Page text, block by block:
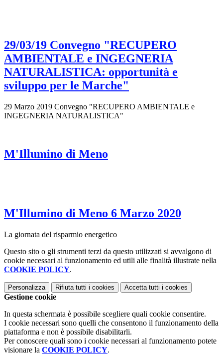
29/03/19 Convegno "RECUPERO
AMBIENTALE e INGEGNERIA
NATURALISTICA: opportunità e
sviluppo per le Marche"
29 Marzo 2019 Convegno "RECUPERO AMBIENTALE e
INGEGNERIA NATURALISTICA"
M'Illumino di Meno
M'Illumino di Meno 6 Marzo 2020
La giornata del risparmio energetico
Questo sito o gli strumenti terzi da questo utilizzati si avvalgono di
cookie necessari al funzionamento ed utili alle finalità illustrate nella
COOKIE POLICY.
Personalizza Rifiuta tutti i cookies Accetta tutti i cookies
Gestione cookie
In questa schermata è possibile scegliere quali cookie consentire.
I cookie necessari sono quelli che consentono il funzionamento della
piattaforma e non è possibile disabilitarli.
Per conoscere quali sono i cookie necessari al funzionamento potete
visionare la COOKIE POLICY.